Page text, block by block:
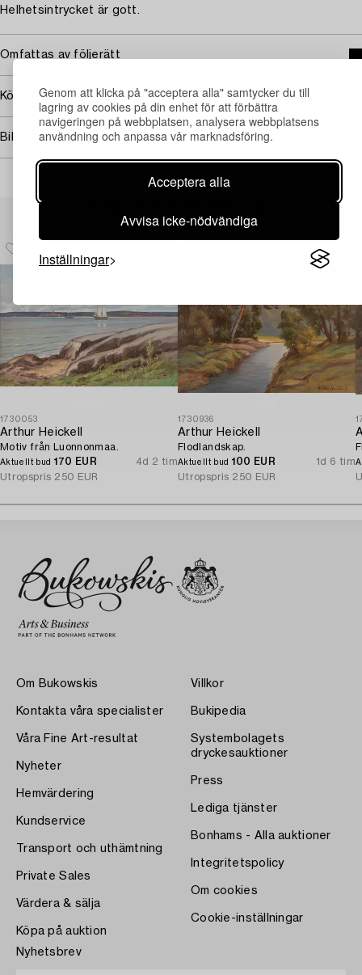
Genom att klicka på "acceptera alla" samtycker du till
lagring av cookies på din enhet för att förbättra
navigeringen på webbplatsen, analysera webbplatsens
användning och anpassa vår marknadsföring.
Acceptera alla
Avvisa icke-nödvändiga
Inställningar
Helhetsintrycket är gott.
Omfattas av följerätt
Köpinformation
Bildrättigheter
1730053
Arthur Heickell
Motiv från Luonnonmaa.
Aktuellt bud 170 EUR
4d 2 tim
Utropspris 250 EUR
1730936
Arthur Heickell
Flodlandskap.
Aktuellt bud 100 EUR
1d 6 tim
Utropspris 250 EUR
Om Bukowskis
Kontakta våra specialister
Våra Fine Art-resultat
Nyheter
Hemvärdering
Kundservice
Transport och uthämtning
Private Sales
Värdera & sälja
Köpa på auktion
Villkor
Bukipedia
Systembolagets
dryckesauktioner
Press
Lediga tjänster
Bonhams - Alla auktioner
Integritetspolicy
Om cookies
Cookie-inställningar
Nyhetsbrev